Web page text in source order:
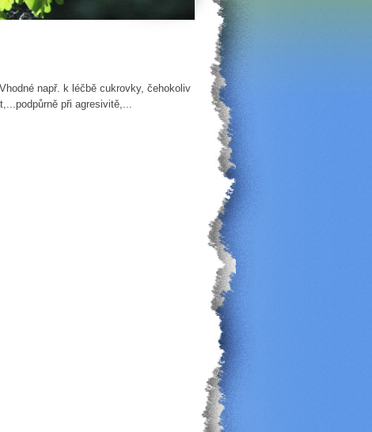
např. k léčbě cukrovky, čehokoliv
při agresivitě,...